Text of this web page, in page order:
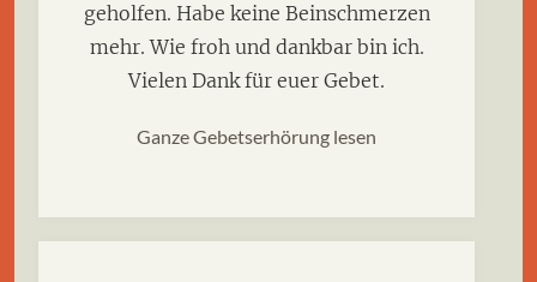
geholfen. Habe keine Beinschmerzen
mehr. Wie froh und dankbar bin ich.
Vielen Dank für euer Gebet.
Ganze Gebetserhörung lesen